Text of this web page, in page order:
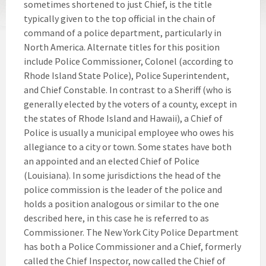
sometimes shortened to just Chief, is the title
typically given to the top official in the chain of
command of a police department, particularly in
North America. Alternate titles for this position
include Police Commissioner, Colonel (according to
Rhode Island State Police), Police Superintendent,
and Chief Constable. In contrast to a Sheriff (who is
generally elected by the voters of a county, except in
the states of Rhode Island and Hawaii), a Chief of
Police is usually a municipal employee who owes his
allegiance to a city or town. Some states have both
an appointed and an elected Chief of Police
(Louisiana). In some jurisdictions the head of the
police commission is the leader of the police and
holds a position analogous or similar to the one
described here, in this case he is referred to as
Commissioner. The New York City Police Department
has both a Police Commissioner and a Chief, formerly
called the Chief Inspector, now called the Chief of